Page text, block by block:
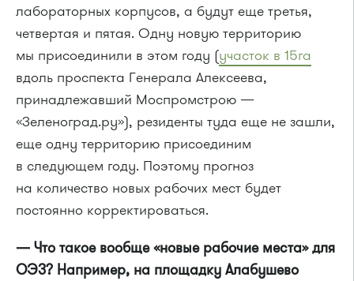
лабораторных корпусов, а будут еще третья,
четвертая и пятая. Одну новую территорию
мы присоединили в этом году (участок в 15га
вдоль проспекта Генерала Алексеева,
принадлежавший Моспромстрою —
«Зеленоград.ру»), резиденты туда еще не зашли,
еще одну территорию присоединим
в следующем году. Поэтому прогноз
на количество новых рабочих мест будет
постоянно корректироваться.
— Что такое вообще «новые рабочие места» для
ОЭЗ? Например, на площадку Алабушево